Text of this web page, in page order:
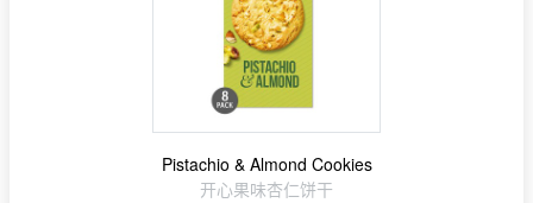
Pistachio & Almond Cookies
开心果味杏仁饼干